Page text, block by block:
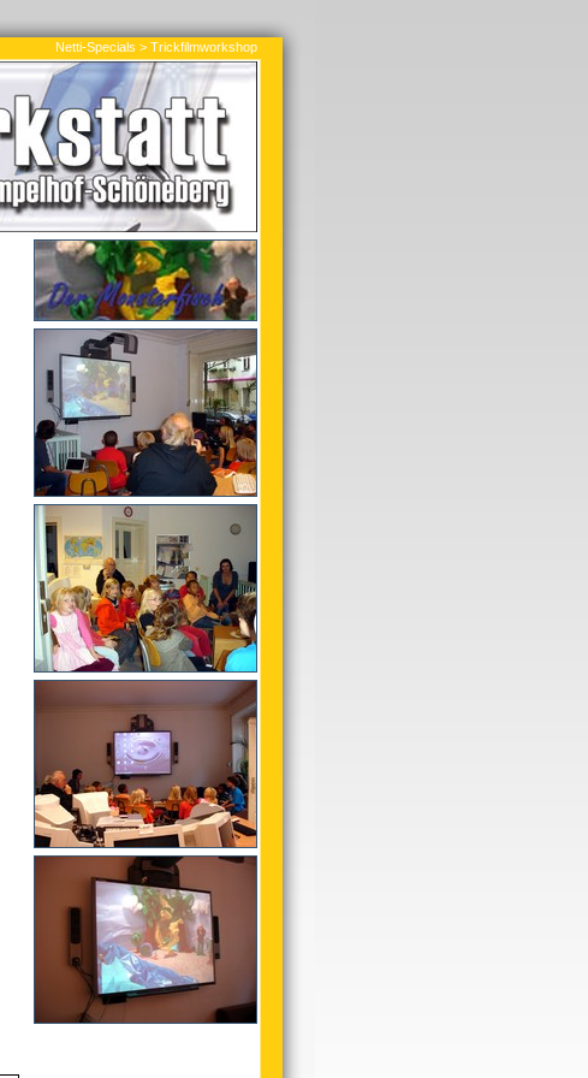
Netti-Specials > Trickfilmworkshop